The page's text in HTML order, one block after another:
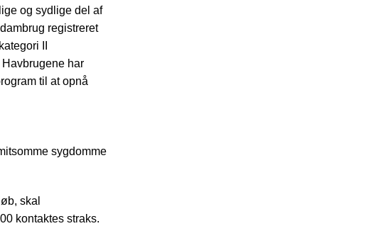
og sydlige del af
registreret
II
har
til at opnå
sygdomme
skal
kontaktes straks.